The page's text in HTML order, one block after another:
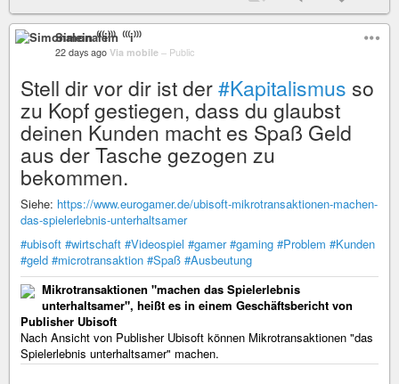
Simonalein ⁽⁽⁽i⁾⁾⁾
22 days ago Via mobile – Public
Stell dir vor dir ist der#Kapitalismus so
zu Kopf gestiegen, dass du glaubst
deinen Kunden macht es Spaß Geld
aus der Tasche gezogen zu
bekommen.
Siehe: https://www.eurogamer.de/ubisoft-mikrotransaktionen-machen-
das-spielerlebnis-unterhaltsamer
#ubisoft #wirtschaft #Videospiel #gamer #gaming #Problem #Kunden
#geld #microtransaktion #Spaß #Ausbeutung
Mikrotransaktionen "machen das Spielerlebnis
unterhaltsamer", heißt es in einem Geschäftsbericht von
Publisher Ubisoft
Nach Ansicht von Publisher Ubisoft können Mikrotransaktionen "das
Spielerlebnis unterhaltsamer" machen.